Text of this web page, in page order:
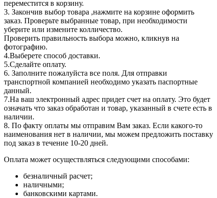
переместится в корзину.
3. Закончив выбор товара ,нажмите на корзине оформить
заказ. Проверьте выбранные товар, при необходимости
уберите или измените колличество.
Проверить правильность выбора можно, кликнув на
фотографию.
4.Выберете способ доставки.
5.Сделайте оплату.
6. Заполните пожалуйста все поля. Для отправки
транспортной компанией необходимо указать паспортные
данный.
7.На ваш электронный адрес придет счет на оплату. Это будет
означать что заказ обработан и товар, указанный в счете есть в
наличии.
8. По факту оплаты мы отправим Вам заказ. Если какого-то
наименования нет в наличии, мы можем предложить поставку
под заказ в течение 10-20 дней.
Оплата может осуществляться следующими способами:
безналичный расчет;
наличными;
банковскими картами.